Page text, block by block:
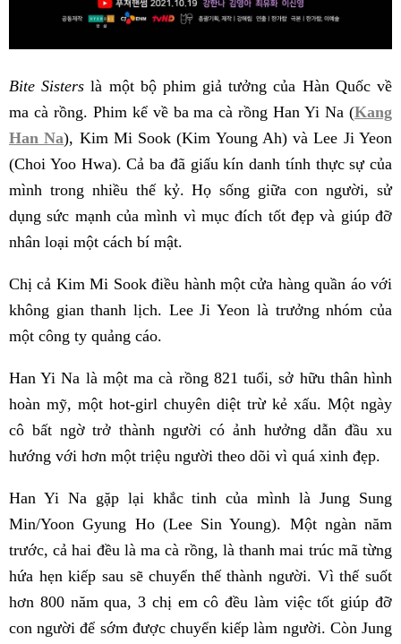
Bite Sisters là một bộ phim giả tưởng của Hàn Quốc về
ma cà rồng. Phim kể về ba ma cà rồng Han Yi Na (Kang
Han Na), Kim Mi Sook (Kim Young Ah) và Lee Ji Yeon
(Choi Yoo Hwa). Cả ba đã giấu kín danh tính thực sự của
mình trong nhiều thế kỷ. Họ sống giữa con người, sử
dụng sức mạnh của mình vì mục đích tốt đẹp và giúp đỡ
nhân loại một cách bí mật.
Chị cả Kim Mi Sook điều hành một cửa hàng quần áo với
không gian thanh lịch. Lee Ji Yeon là trưởng nhóm của
một công ty quảng cáo.
Han Yi Na là một ma cà rồng 821 tuổi, sở hữu thân hình
hoàn mỹ, một hot-girl chuyên diệt trừ kẻ xấu. Một ngày
cô bất ngờ trở thành người có ảnh hưởng dẫn đầu xu
hướng với hơn một triệu người theo dõi vì quá xinh đẹp.
Han Yi Na gặp lại khắc tinh của mình là Jung Sung
Min/Yoon Gyung Ho (Lee Sin Young). Một ngàn năm
trước, cả hai đều là ma cà rồng, là thanh mai trúc mã từng
hứa hẹn kiếp sau sẽ chuyển thế thành người. Vì thế suốt
hơn 800 năm qua, 3 chị em cô đều làm việc tốt giúp đỡ
con người để sớm được chuyển kiếp làm người. Còn Jung